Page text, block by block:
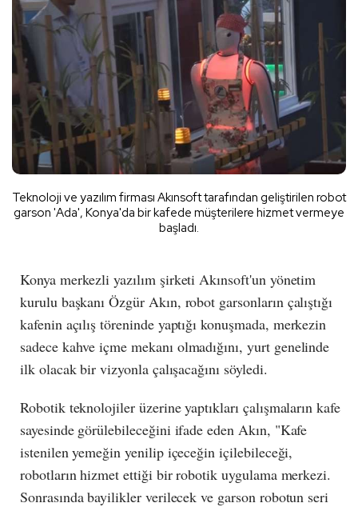
Teknoloji ve yazılım firması Akınsoft tarafından geliştirilen robot
garson 'Ada', Konya'da bir kafede müşterilere hizmet vermeye
başladı.
Konya merkezli yazılım şirketi Akınsoft'un yönetim
kurulu başkanı Özgür Akın, robot garsonların çalıştığı
kafenin açılış töreninde yaptığı konuşmada, merkezin
sadece kahve içme mekanı olmadığını, yurt genelinde
ilk olacak bir vizyonla çalışacağını söyledi.
Robotik teknolojiler üzerine yaptıkları çalışmaların kafe
sayesinde görülebileceğini ifade eden Akın, "Kafe
istenilen yemeğin yenilip içeceğin içilebileceği,
robotların hizmet ettiği bir robotik uygulama merkezi.
Sonrasında bayilikler verilecek ve garson robotun seri